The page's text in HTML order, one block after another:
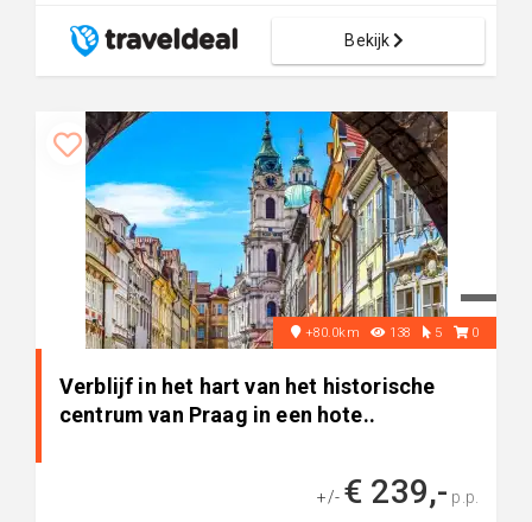
Bekijk
+80.0km 138 5 0
Verblijf in het hart van het historische
centrum van Praag in een hote..
+/- € 239,- p.p.